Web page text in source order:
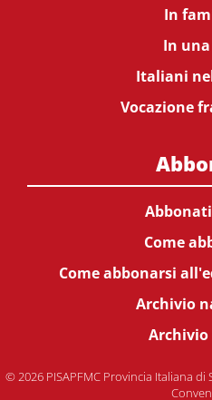
In
In
Italiani
Vocazione
Come
Come abbonarsi
Archivio
Archivio
© 2026 PISAPFMC Provincia Italiana